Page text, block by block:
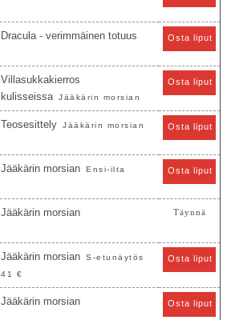
Dracula - verimmäinen totuus Osta liput
Villasukkakierros
kulisseissa
Jääkärin morsian
Osta liput
Teosesittely Jääkärin morsian Osta liput
Jääkärin morsian Ensi-ilta Osta liput
Jääkärin morsian Täynnä
Jääkärin morsian
S-etunäytös
41 €
Osta liput
Jääkärin morsian Osta liput